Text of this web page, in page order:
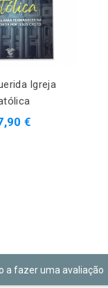
Igreja
€
a fazer uma avaliação